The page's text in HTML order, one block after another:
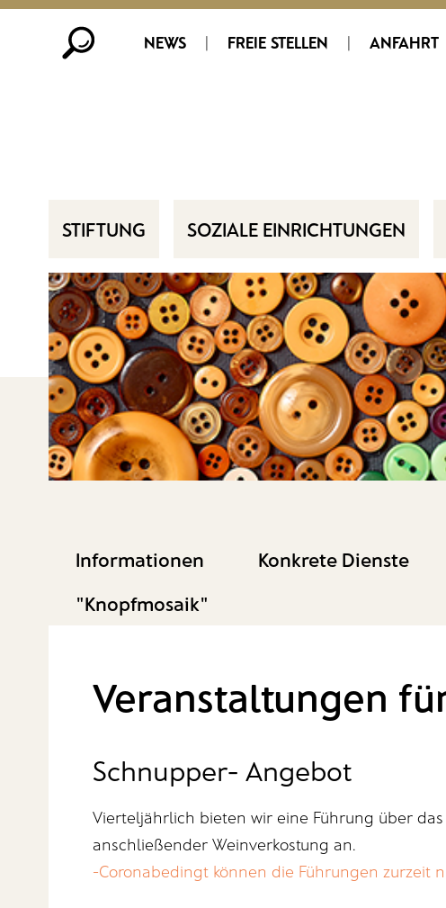
NEWS | FREIE STELLEN | ANFAHRT
STIFTUNG SOZIALE EINRICHTUNGEN
Informationen Konkrete Dienste
"Knopfmosaik"
Veranstaltungen
Schnupper- Angebot
Vierteljährlich bieten wir eine Führung über
anschließender Weinverkostung an.
-Coronabedingt können die Führungen zurzeit